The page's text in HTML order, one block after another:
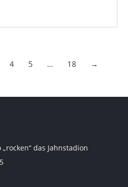
4 5 … 18 →
das Jahnstadion